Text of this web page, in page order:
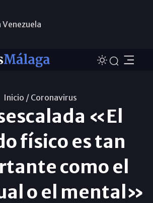
Venezuela
Inicio / Coronavirus
«El
físico es tan
como el
o el mental»